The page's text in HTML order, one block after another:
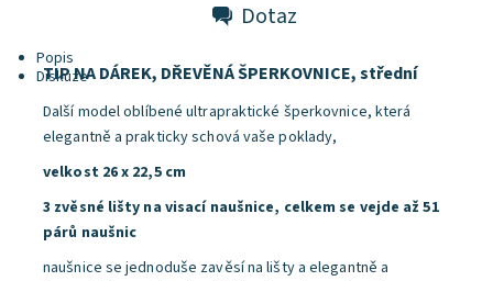
Dotaz
Popis
Diskuze
TIP NA DÁREK, DŘEVĚNÁ ŠPERKOVNICE, střední
Další model oblíbené ultrapraktické šperkovnice, která
elegantně a prakticky schová vaše poklady,
velkost 26 x 22,5 cm
3 zvěsné lišty na visací naušnice, celkem se vejde až 51
párů naušnic
naušnice se jednoduše zavěsí na lišty a elegantně a